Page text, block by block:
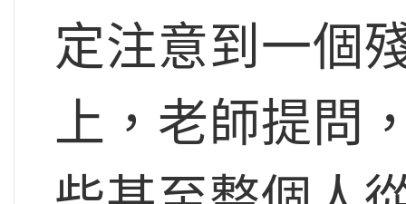
定注意到一個
上，老師提問